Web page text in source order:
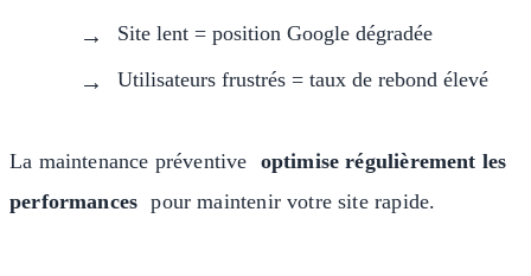
Site lent = position Google dégradée
Utilisateurs frustrés = taux de rebond élevé
La maintenance préventive optimise régulièrement les
performances pour maintenir votre site rapide.